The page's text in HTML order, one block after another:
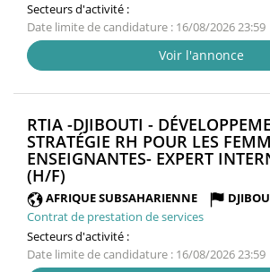
Secteurs d'activité :
Date limite de candidature : 16/08/2026 23:59
Voir l'annonce
RTIA -DJIBOUTI -
STRATÉGIE RH POUR LES
ENSEIGNANTES- EXPERT
(H/F)
FENÊTRE)
AFRIQUE SUBSAHARIENNE
Contrat de prestation de services
Secteurs d'activité :
Date limite de candidature : 16/08/2026 23:59